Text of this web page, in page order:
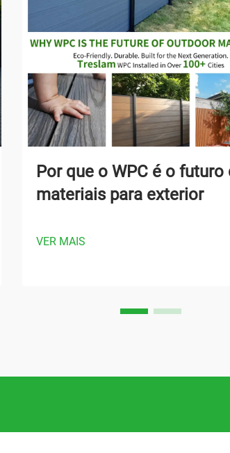
Por que o WPC é o futuro
materiais para exterior
VER MAIS